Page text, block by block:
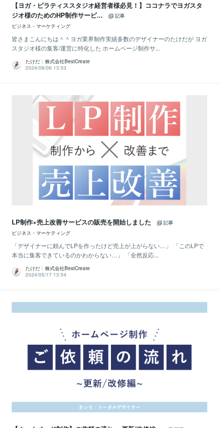
【ヨガ・ピラティススタジオ経営者様必見！】ココナラでヨガスタ
ジオ様のためのHP制作サービ...
記事
ビジネス・マーケティング
皆さまこんにちは＾＾ヨガ業界制作実績多数のデザイナーのたけだが ヨガ
スタジオ様の集客/運営に特化した ホームページ制作サ...
たけだ┊株式会社BestCreate
2024/06/06 13:53
LP制作×売上改善サービスの販売を開始しました
記事
ビジネス・マーケティング
「デザイナーに頼んでLPを作ったけど売上が上がらない…」 「このLPで
本当に集客できているのかわからない…」 「全然反応...
たけだ┊株式会社BestCreate
2024/05/17 13:54